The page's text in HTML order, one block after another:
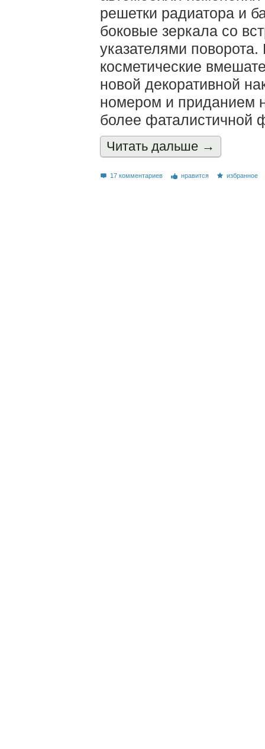
решетки радиатора и
боковые зеркала со
указателями
косметические
новой декоративной
номером и приданием
более фаталистичной
Читать дальшe →
17 комментариев нравится избранное